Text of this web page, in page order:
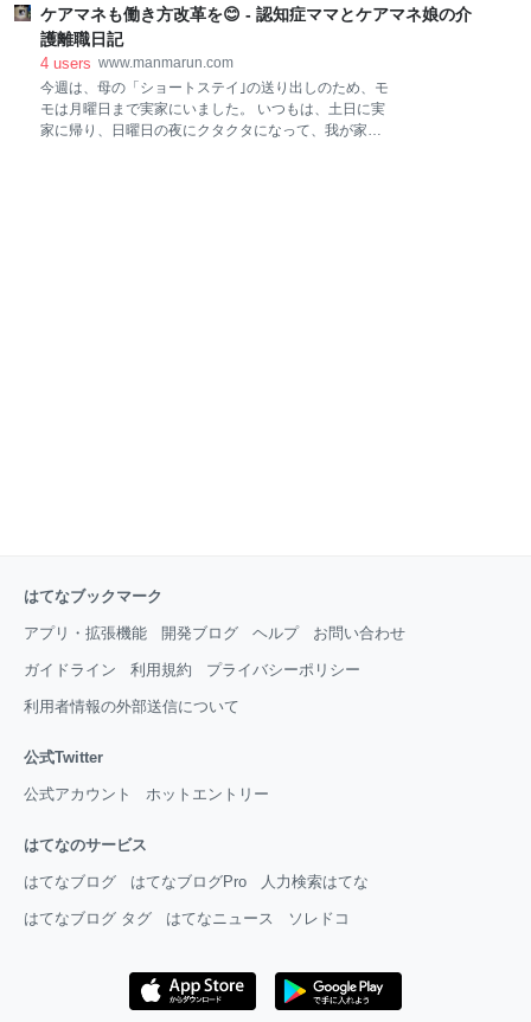
分の思いとして、書かせてもらいます✏️ 「ケアマネが
一生懸命、利用者や家族を支援していれば、在宅介護
を継続してもらえた…」というところに、 モ
るかが問題…」と、話していました😃 確かに、建物が
できても、「働く人」が集まらず、「満床」にできな
い施設が増えています。 入所したい人がたくさんい
て、建物や部屋があっても、「働く人」が足りないた
め、部屋が使えません…。 「特養」などの施設で働く
のは、体力が必要です。「夜勤」もあり、モモぐらい
ケアマネも働き方改革を😊 - 認知症ママとケアマネ娘の介
護離職日記
4 users www.manmarun.com
今週は、母の「ショートステイ｣の送り出しのため、モ
モは月曜日まで実家にいました。 いつもは、土日に実
家に帰り、日曜日の夜にクタクタになって、我が家へ
はてなブックマーク
アプリ・拡張機能 開発ブログ ヘルプ お問い合わせ
ガイドライン 利用規約 プライバシーポリシー
利用者情報の外部送信について
公式Twitter
公式アカウント ホットエントリー
はてなのサービス
はてなブログ はてなブログPro 人力検索はてな
はてなブログ タグ はてなニュース ソレドコ